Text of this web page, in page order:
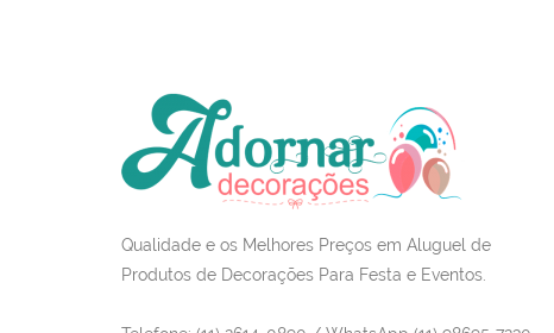
Qualidade e os Melhores Preços em Aluguel de
Produtos de Decorações Para Festa e Eventos.